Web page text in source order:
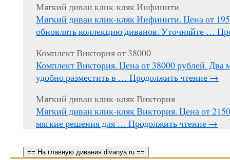
Мягкий диван клик-кляк Инфинити
Мягкий диван клик-кляк Инфинити. Цена от
обновлять коллекцию диванов. Уточняйте …
Комплект Виктория от 38000
Комплект Виктория. Цена от 38000 рублей. Два
удобно разместить в … Продолжить чтение →
Мягкий диван клик-кляк Виктория
Мягкий диван клик-кляк Виктория. Цена от
мягкие решения для … Продолжить чтение →
== На главную дивания divanya.ru ==